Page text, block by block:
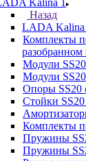
LADA Kalina 1
Назад
LADA Kalina
Комплекты
разобранном
Модули
Модули
Опоры SS20
Стойки
Комплекты
Пружины
Пружины